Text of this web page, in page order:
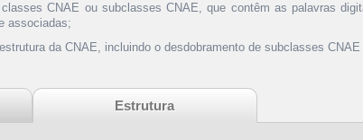
CNAE ou subclasses CNAE, que contêm as palavras
associadas;
da CNAE, incluindo o desdobramento de subclasses
Estrutura